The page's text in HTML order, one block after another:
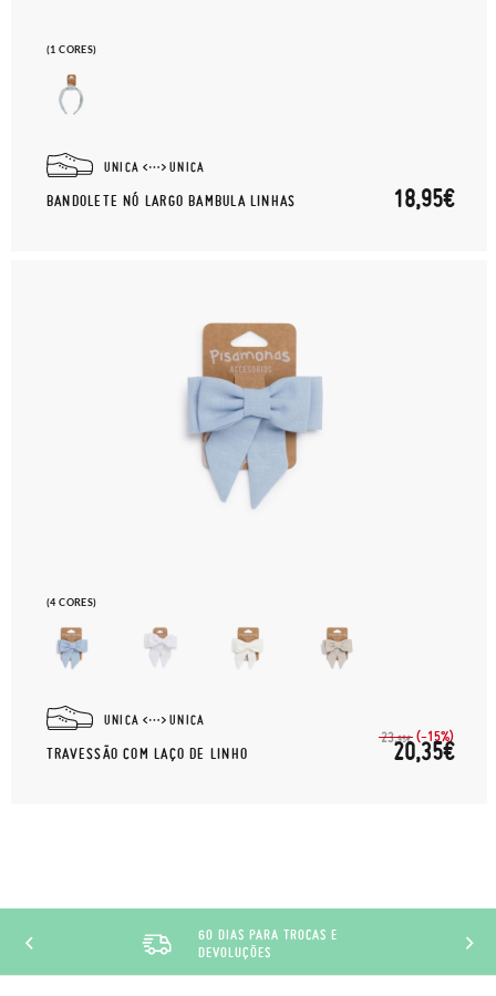
(1 CORES)
UNICA UNICA
BANDOLETE NÓ LARGO BAMBULA LINHAS 18,95€
(4 CORES)
UNICA UNICA
TRAVESSÃO COM LAÇO DE LINHO
23,95€ (-15%)
20,35€
60 DIAS PARA TROCAS E
DEVOLUÇÕES